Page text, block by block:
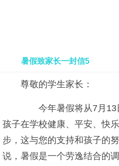
暑假致家长一封信5
尊敬的学生家长：
今年暑假将从7月13
孩子在学校健康、平安、快
步，这与您的支持和孩子的
说，暑假是一个劳逸结合的